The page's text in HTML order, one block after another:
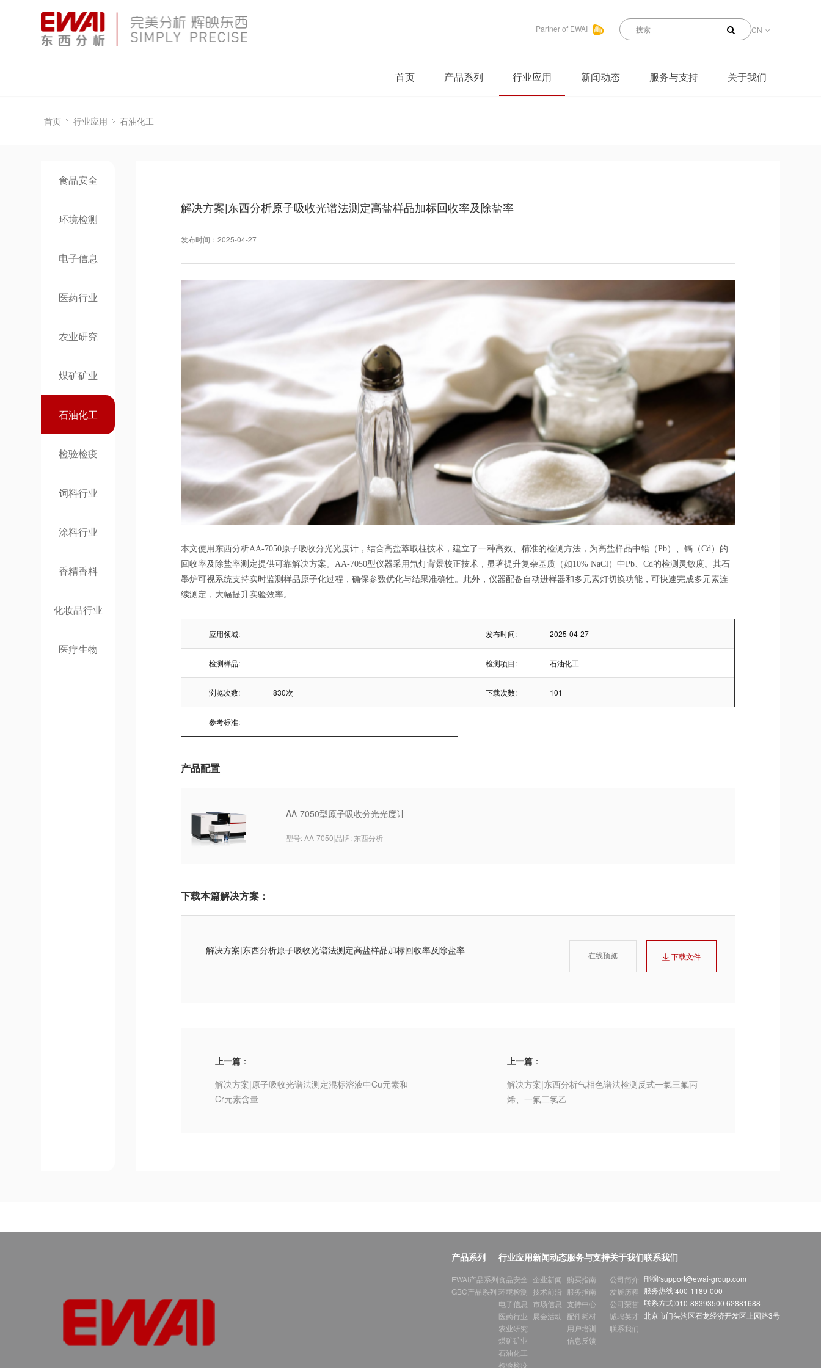
Partner of EWAI CN
首页 产品系列 行业应用 新闻动态 服务与支持 关于我们
首页 行业应用 石油化工
食品安全
环境检测
电子信息
医药行业
农业研究
煤矿矿业
石油化工
检验检疫
饲料行业
涂料行业
香精香料
化妆品行业
医疗生物
解决方案|东西分析原子吸收光谱法测定高盐样品加标回收率及除盐率
发布时间：2025-04-27
本文使用东西分析AA-7050原子吸收分光光度计，结合高盐萃取柱技术，建立了一种高效、精准的检测方法，为高盐样品中铅（Pb）、镉（Cd）的
回收率及除盐率测定提供可靠解决方案。AA-7050型仪器采用氘灯背景校正技术，显著提升复杂基质（如10% NaCl）中Pb、Cd的检测灵敏度。其石
墨炉可视系统支持实时监测样品原子化过程，确保参数优化与结果准确性。此外，仪器配备自动进样器和多元素灯切换功能，可快速完成多元素连
续测定，大幅提升实验效率。
应用领域: 发布时间: 2025-04-27
检测样品: 检测项目: 石油化工
浏览次数: 830次 下载次数: 101
参考标准:
产品配置
AA-7050型原子吸收分光光度计
型号: AA-7050 品牌: 东西分析
下载本篇解决方案：
解决方案|东西分析原子吸收光谱法测定高盐样品加标回收率及除盐率 在线预览 下载文件
上一篇 ：
解决方案|原子吸收光谱法测定混标溶液中Cu元素和
Cr元素含量
上一篇：
解决方案|东西分析气相色谱法检测反式一氯三氟丙
烯、一氟二氯乙
产品系列
EWAI产品系列
GBC产品系列
行业应用
食品安全
环境检测
电子信息
医药行业
农业研究
煤矿矿业
石油化工
检验检疫
新闻动态
企业新闻
技术前沿
市场信息
展会活动
服务与支持
购买指南
服务指南
支持中心
配件耗材
用户培训
信息反馈
关于我们
公司简介
发展历程
公司荣誉
诚聘英才
联系我们
联系我们
邮编:support@ewai-group.com
服务热线:400-1189-000
联系方式:010-88393500 62881688
北京市门头沟区石龙经济开发区上园路3号